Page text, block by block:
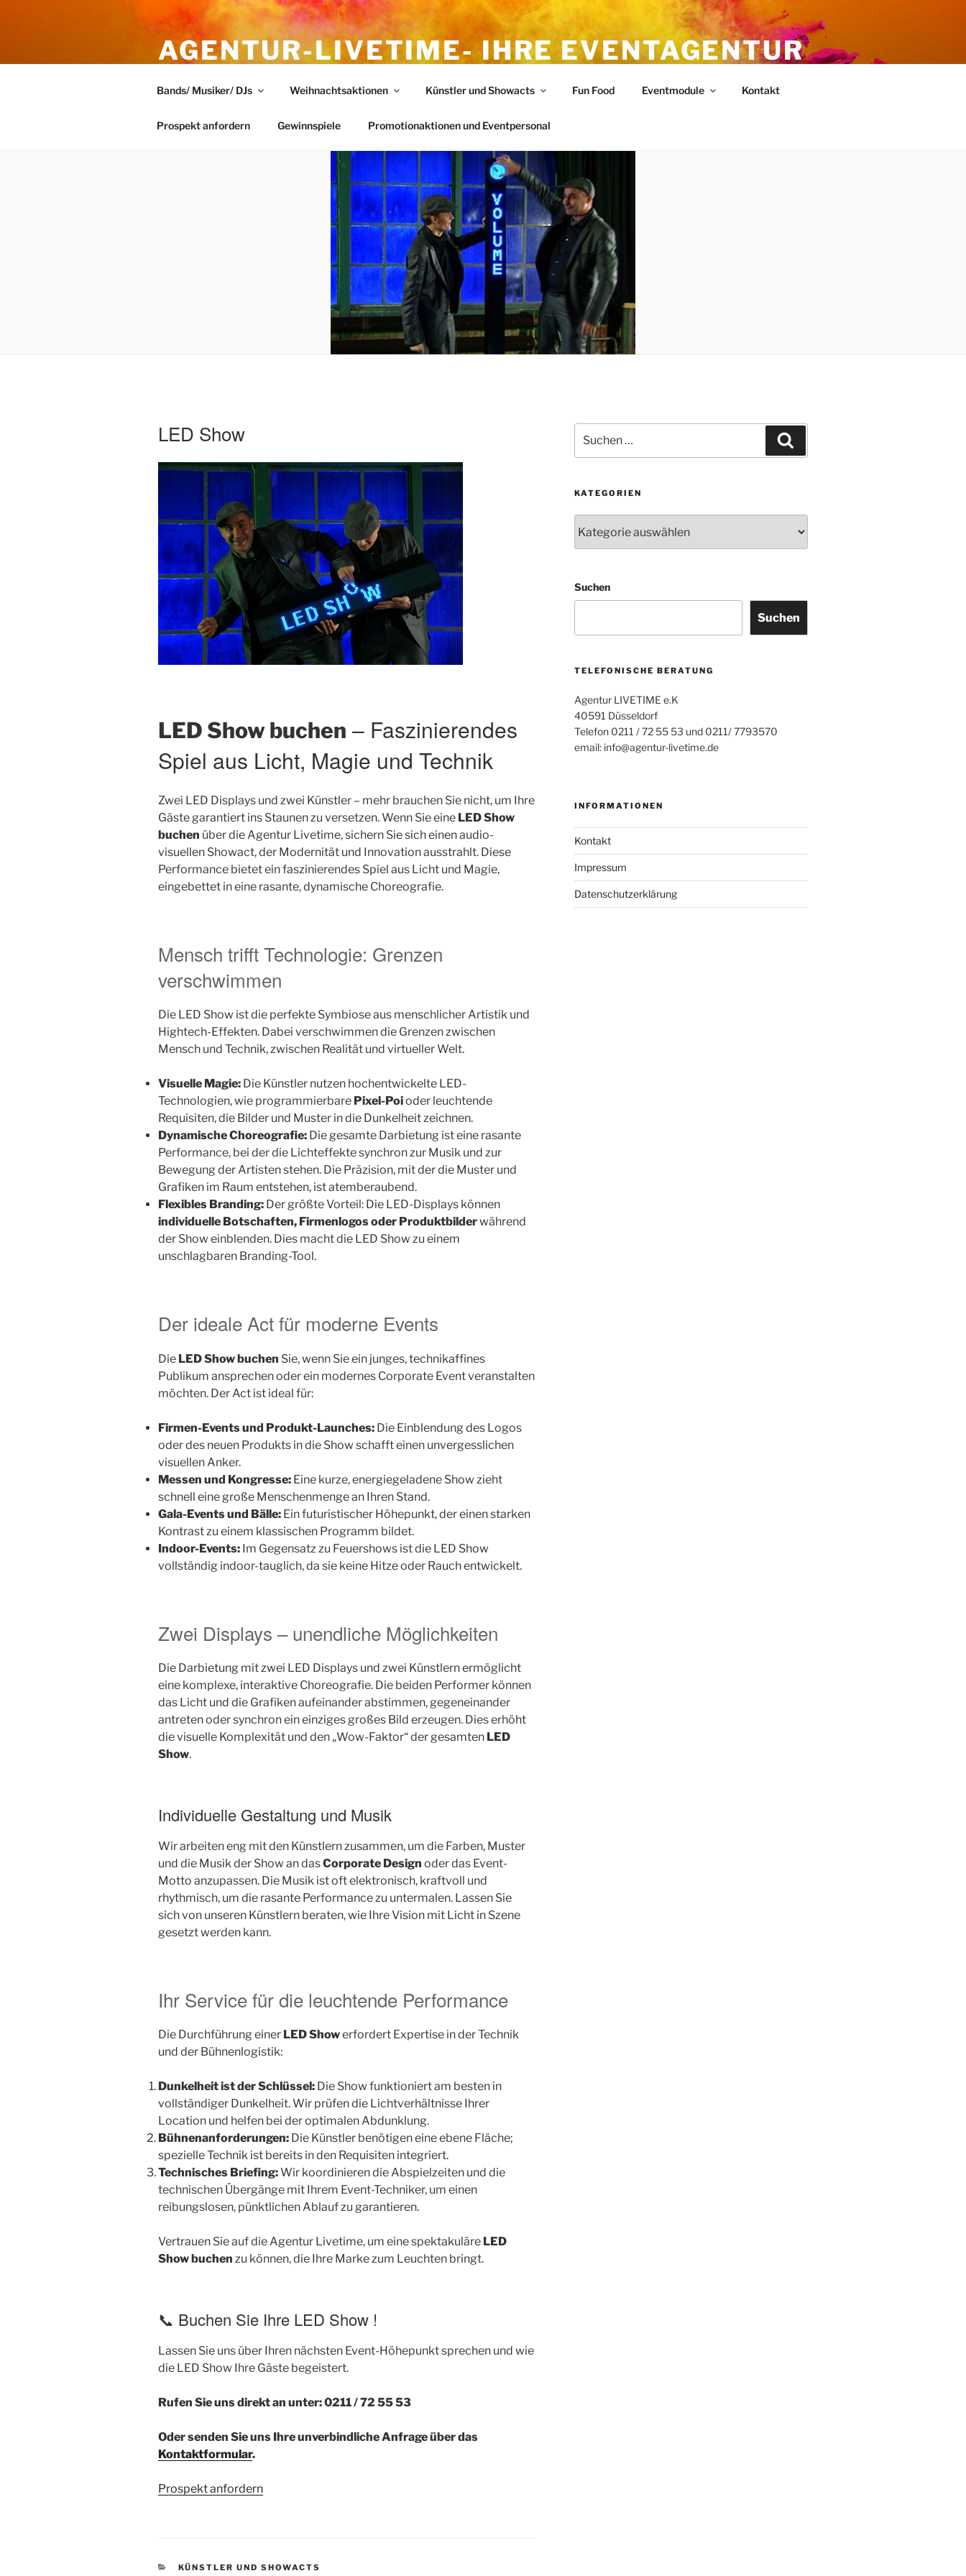
AGENTUR-LIVETIME- IHRE EVENTAGENTUR
AUS DÜSSELDORF
Bands/ Musiker/ DJs Weihnachtsaktionen Künstler und Showacts Fun Food Eventmodule Kontakt
Prospekt anfordern Gewinnspiele Promotionaktionen und Eventpersonal
LED Show
LED Show buchen – Faszinierendes
Spiel aus Licht, Magie und Technik
Zwei LED Displays und zwei Künstler – mehr brauchen Sie nicht, um Ihre
Gäste garantiert ins Staunen zu versetzen. Wenn Sie eine LED Show
buchen über die Agentur Livetime, sichern Sie sich einen audio-
visuellen Showact, der Modernität und Innovation ausstrahlt. Diese
Performance bietet ein faszinierendes Spiel aus Licht und Magie,
eingebettet in eine rasante, dynamische Choreografie.
Mensch trifft Technologie: Grenzen
verschwimmen
Die LED Show ist die perfekte Symbiose aus menschlicher Artistik und
Hightech-Effekten. Dabei verschwimmen die Grenzen zwischen
Mensch und Technik, zwischen Realität und virtueller Welt.
Visuelle Magie: Die Künstler nutzen hochentwickelte LED-
Technologien, wie programmierbare Pixel-Poioder leuchtende
Requisiten, die Bilder und Muster in die Dunkelheit zeichnen.
Dynamische Choreografie: Die gesamte Darbietung ist eine rasante
Performance, bei der die Lichteffekte synchron zur Musik und zur
Bewegung der Artisten stehen. Die Präzision, mit der die Muster und
Grafiken im Raum entstehen, ist atemberaubend.
Flexibles Branding: Der größte Vorteil: Die LED-Displays können
individuelle Botschaften, Firmenlogos oder Produktbilderwährend
der Show einblenden. Dies macht die LED Show zu einem
unschlagbaren Branding-Tool.
Der ideale Act für moderne Events
Die LED Show buchen Sie, wenn Sie ein junges, technikaffines
Publikum ansprechen oder ein modernes Corporate Event veranstalten
möchten. Der Act ist ideal für:
Firmen-Events und Produkt-Launches: Die Einblendung des Logos
oder des neuen Produkts in die Show schafft einen unvergesslichen
visuellen Anker.
Messen und Kongresse: Eine kurze, energiegeladene Show zieht
schnell eine große Menschenmenge an Ihren Stand.
Gala-Events und Bälle: Ein futuristischer Höhepunkt, der einen starken
Kontrast zu einem klassischen Programm bildet.
Indoor-Events: Im Gegensatz zu Feuershows ist die LED Show
vollständig indoor-tauglich, da sie keine Hitze oder Rauch entwickelt.
Zwei Displays – unendliche Möglichkeiten
Die Darbietung mit zwei LED Displays und zwei Künstlern ermöglicht
eine komplexe, interaktive Choreografie. Die beiden Performer können
das Licht und die Grafiken aufeinander abstimmen, gegeneinander
antreten oder synchron ein einziges großes Bild erzeugen. Dies erhöht
die visuelle Komplexität und den „Wow-Faktor“ der gesamten LED
Show.
Individuelle Gestaltung und Musik
Wir arbeiten eng mit den Künstlern zusammen, um die Farben, Muster
und die Musik der Show an dasCorporate Design oder das Event-
Motto anzupassen. Die Musik ist oft elektronisch, kraftvoll und
rhythmisch, um die rasante Performance zu untermalen. Lassen Sie
sich von unseren Künstlern beraten, wie Ihre Vision mit Licht in Szene
gesetzt werden kann.
Ihr Service für die leuchtende Performance
Die Durchführung einer LED Showerfordert Expertise in der Technik
und der Bühnenlogistik:
Dunkelheit ist der Schlüssel: Die Show funktioniert am besten in
vollständiger Dunkelheit. Wir prüfen die Lichtverhältnisse Ihrer
Location und helfen bei der optimalen Abdunklung.
Bühnenanforderungen: Die Künstler benötigen eine ebene Fläche;
spezielle Technik ist bereits in den Requisiten integriert.
Technisches Briefing:Wir koordinieren die Abspielzeiten und die
technischen Übergänge mit Ihrem Event-Techniker, um einen
reibungslosen, pünktlichen Ablauf zu garantieren.
Vertrauen Sie auf die Agentur Livetime, um eine spektakuläre LED
Show buchen zu können, die Ihre Marke zum Leuchten bringt.
📞 Buchen Sie Ihre LED Show !
Lassen Sie uns über Ihren nächsten Event-Höhepunkt sprechen und wie
die LED Show Ihre Gäste begeistert.
Rufen Sie uns direkt an unter: 0211 / 72 55 53
Oder senden Sie uns Ihre unverbindliche Anfrage über das
Kontaktformular.
Prospekt anfordern
KATEGORIEN
KÜNSTLER UND SHOWACTS
nach:
KATEGORIEN
Suchen
Suchen
TELEFONISCHE BERATUNG
Agentur LIVETIME e.K
40591 Düsseldorf
Telefon 0211 / 72 55 53 und 0211/ 7793570
email: info@agentur-livetime.de
INFORMATIONEN
Kontakt
Impressum
Datenschutzerklärung